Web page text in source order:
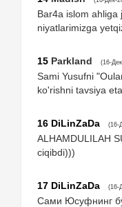
Bar4a islom ahliga
niyatlarimizga
15 Parkland (16-
Sami Yusufni
ko'rishni tavsiya
16 DiLinZaDa (16-
ALHAMDULILAH
ciqibdi)))
17 DiLinZaDa (16-
Сами Юсуфнинг